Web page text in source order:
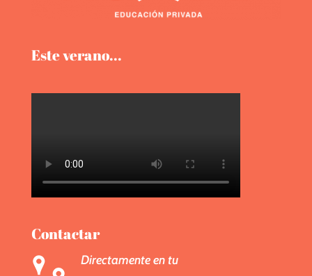
Este verano...
Contactar
Directamente en tu